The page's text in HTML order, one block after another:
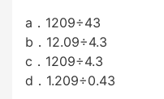
a．1209÷43
b．12.09÷4.3
c．1209÷4.3
d．1.209÷0.43